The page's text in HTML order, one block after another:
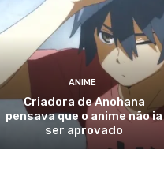
ANIME
Criadora de Anohana
pensava que o anime não ia
ser aprovado